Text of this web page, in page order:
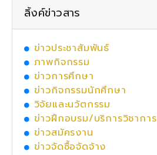
ลิ้งค์ข่าวสาร
ข่าวประชาสัมพันธ์
ภาพกิจกรรม
ข่าวการศึกษา
ข่าวกิจกรรมนักศึกษา
วิจัยและนวัตกรรม
ข่าวฝึกอบรม/บริการวิชาการ
ข่าวสมัครงาน
ข่าวจัดซื้อจัดจ้าง